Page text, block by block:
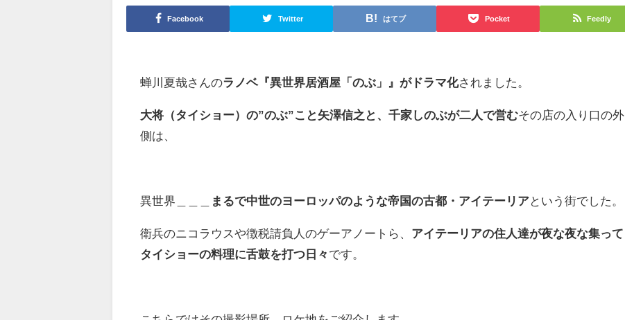
Facebook Twitter はてブ Pocket Feedly
蝉川夏哉さんのラノベ『異世界居酒屋「のぶ」』がドラマ化されました。
大将（タイショー）の”のぶ”こと矢澤信之と、千家しのぶが二人で営むその店の入り口の外
側は、
異世界＿＿＿ まるで中世のヨーロッパのような帝国の古都・アイテーリアという街でした。
衛兵のニコラウスや徴税請負人のゲーアノートら、 アイテーリアの住人達が夜な夜な集って
タイショーの料理に舌鼓を打つ日々 です。